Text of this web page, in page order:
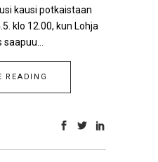
kausi potkaistaan
klo 12.00, kun Lohja
READING